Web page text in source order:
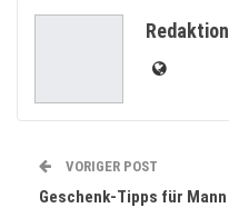
Redaktion
VORIGER POST
Geschenk-Tipps für Mann